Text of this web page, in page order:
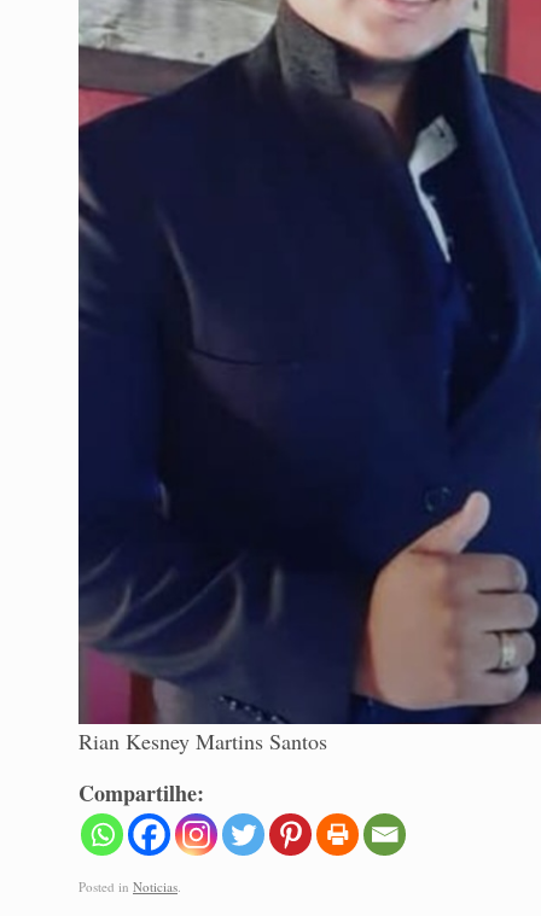
Rian Kesney Martins Santos
Compartilhe:
Posted in Noticias.